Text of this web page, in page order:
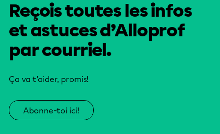
Reçois toutes les infos
et astuces d’Alloprof
par courriel.
Ça va t’aider, promis!
Abonne-toi ici!